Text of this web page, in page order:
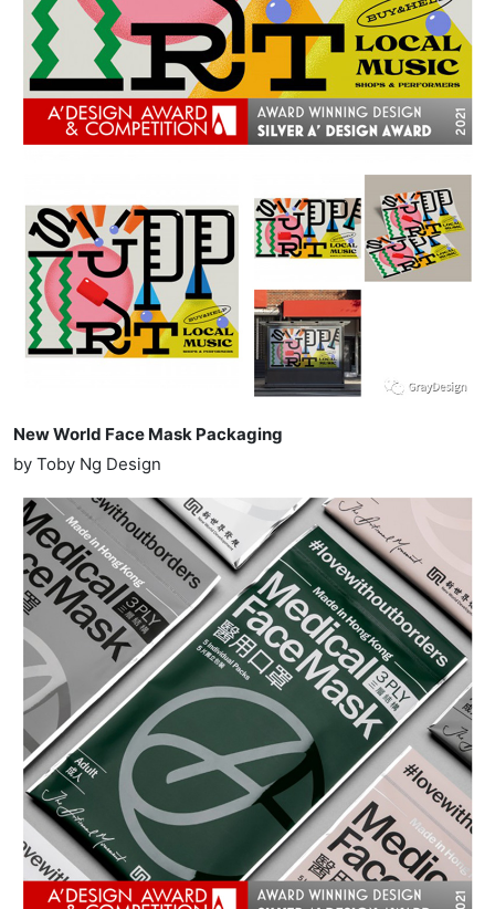
New World Face Mask Packaging
by Toby Ng Design